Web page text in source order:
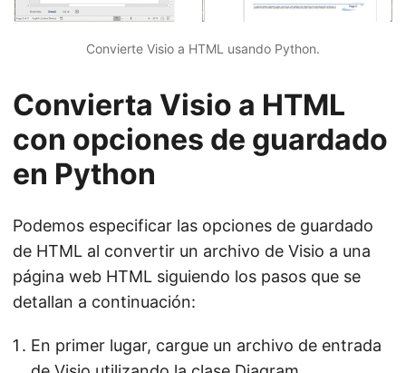
Convierte Visio a HTML usando Python.
Convierta Visio a HTML
con opciones de guardado
en Python
Podemos especificar las opciones de guardado
de HTML al convertir un archivo de Visio a una
página web HTML siguiendo los pasos que se
detallan a continuación:
En primer lugar, cargue un archivo de entrada